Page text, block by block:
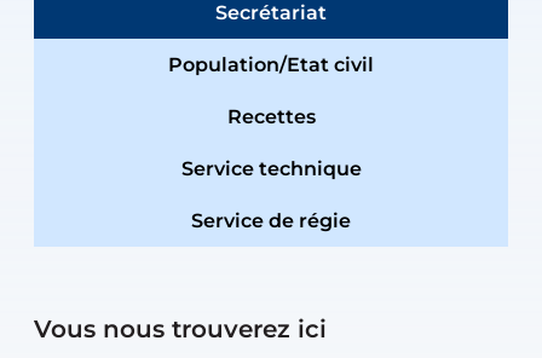
Secrétariat
Population/Etat civil
Recettes
Service technique
Service de régie
Vous nous trouverez ici